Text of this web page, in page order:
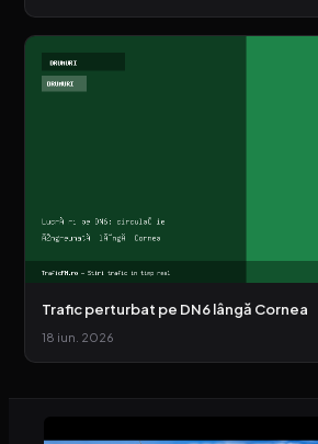
Trafic perturbat pe DN6 lângă Cornea
18 iun. 2026